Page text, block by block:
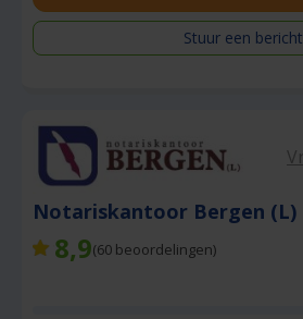
Stuur een bericht
Notariskantoor Bergen (L)
8,9(60 beoordelingen)